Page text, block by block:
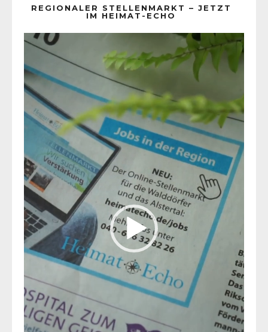
REGIONALER STELLENMARKT – JETZT
IM HEIMAT-ECHO
Player